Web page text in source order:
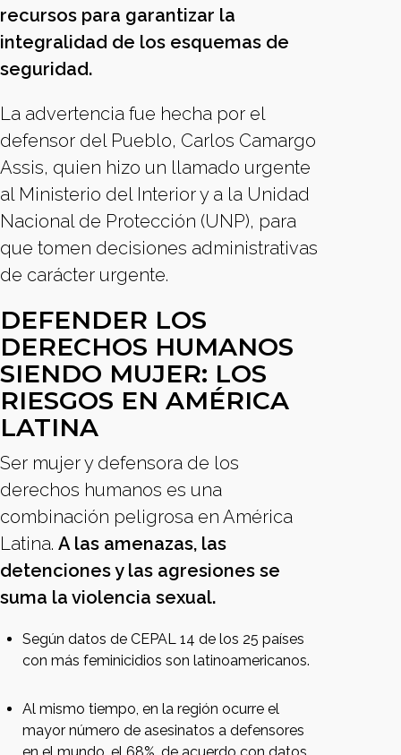
recursos para garantizar la
integralidad de los esquemas de
seguridad.
La advertencia fue hecha por el
defensor del Pueblo, Carlos Camargo
Assis, quien hizo un llamado urgente
al Ministerio del Interior y a la Unidad
Nacional de Protección (UNP), para
que tomen decisiones administrativas
de carácter urgente.
DEFENDER LOS
DERECHOS HUMANOS
SIENDO MUJER: LOS
RIESGOS EN AMÉRICA
LATINA
Ser mujer y defensora de los
derechos humanos es una
combinación peligrosa en América
Latina. A las amenazas, las
detenciones y las agresiones se
suma la violencia sexual.
Según datos de CEPAL 14 de los 25 países
con más feminicidios son latinoamericanos.
Al mismo tiempo, en la región ocurre el
mayor número de asesinatos a defensores